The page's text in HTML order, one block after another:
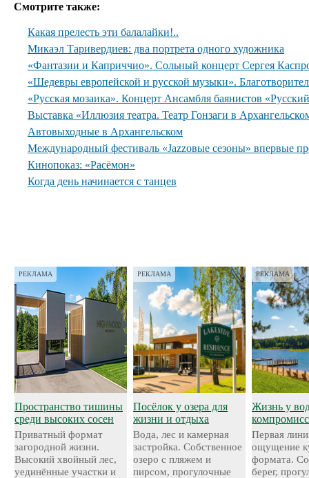
Смотрите также:
Какая прелесть эти балалайки!..
Микаэл Таривердиев: два портрета одного художника
«Фантазии и Каприччио». Сольный концерт Сергея
«Шедевры европейской и русской музыки».
«Русская мозаика». Концерт Ансамбля баянистов
Выставка «Иллюзия театра. Театр Гонзаги в
Автовыходные в Архангельском
Международный фестиваль «Jazzовые сезоны» впервые
Кинопоказ: «Расёмон»
Когда день начинается с танцев
РЕКЛАМА
Пространство тишины
среди высоких сосен
Приватный формат
загородной жизни.
Высокий хвойный лес,
уединённые участки и
РЕКЛАМА
Посёлок у озера для
жизни и отдыха
Вода, лес и камерная
застройка. Собственное
озеро с пляжем и
пирсом, прогулочные
РЕКЛАМА
Жизнь у
Первая
ощущение
формата.
берег,